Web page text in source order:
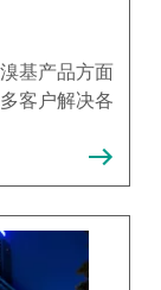
基产品方面
客户解决各